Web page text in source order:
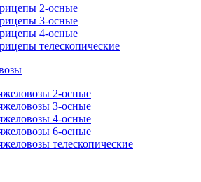
2-осные
3-осные
4-осные
телескопические
2-осные
3-осные
4-осные
6-осные
телескопические